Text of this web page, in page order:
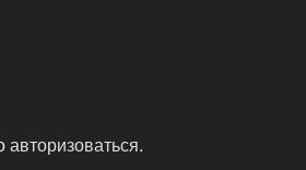
авторизоваться.